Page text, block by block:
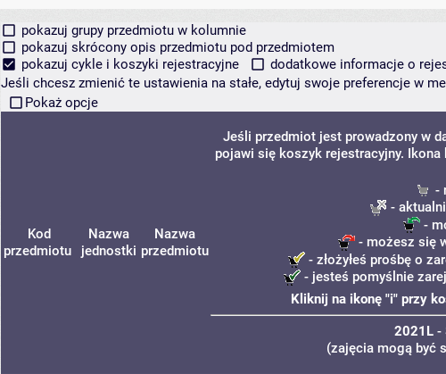
pokazuj grupy przedmiotu w kolumnie
pokazuj skrócony opis przedmiotu pod przedmiotem
pokazuj cykle i koszyki rejestracyjne
dodatkowe informacje o
Jeśli chcesz zmienić te ustawienia na stałe, edytuj swoje preferencje w
Pokaż opcje
Kod
przedmiotu
Nazwa
jednostki
Nazwa
przedmiotu
Jeśli przedmiot jest prowadzony w
pojawi się koszyk rejestracyjny.
-
-
-
- możesz się
- złożyłeś prośbę o
- jesteś pomyślnie
Kliknij na ikonę "i" przy
2021L -
(zajęcia mogą być